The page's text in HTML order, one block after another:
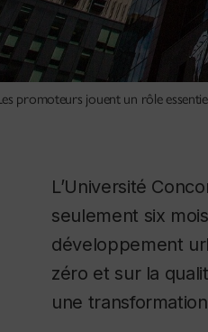
promoteurs jouent un rôle
L’Université
seulement six
développement
zéro et sur la
une